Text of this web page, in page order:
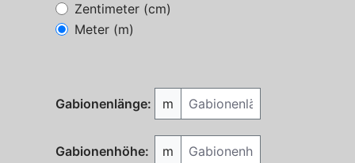
Zentimeter (cm)
Meter (m)
Gabionenlänge: Gabionenlänge
m
Gabionenhöhe: Gabionenhöhe
m